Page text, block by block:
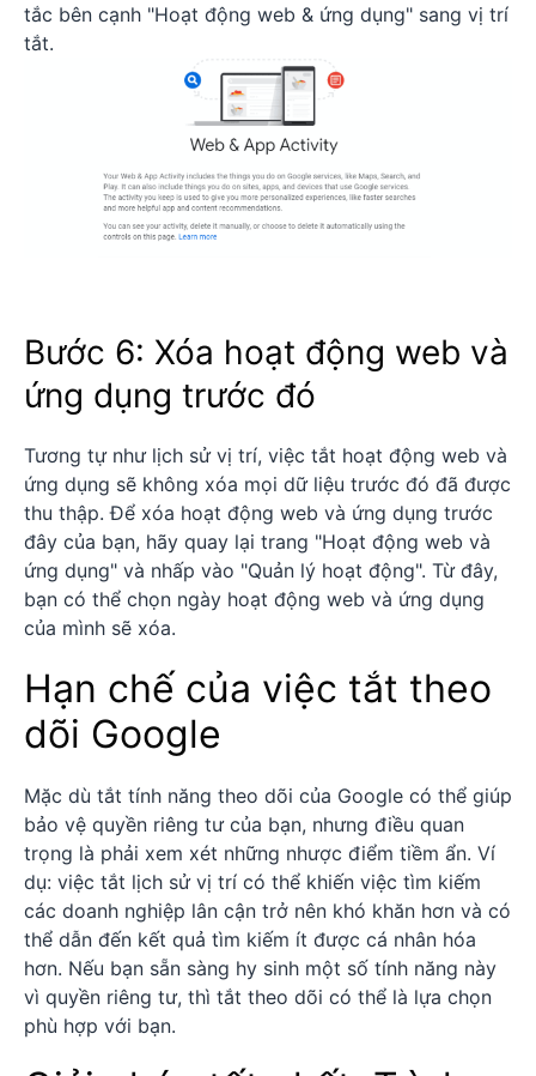
tắc bên cạnh "Hoạt động web & ứng dụng" sang vị trí
tắt.
Bước 6: Xóa hoạt động web và
ứng dụng trước đó
Tương tự như lịch sử vị trí, việc tắt hoạt động web và
ứng dụng sẽ không xóa mọi dữ liệu trước đó đã được
thu thập. Để xóa hoạt động web và ứng dụng trước
đây của bạn, hãy quay lại trang "Hoạt động web và
ứng dụng" và nhấp vào "Quản lý hoạt động". Từ đây,
bạn có thể chọn ngày hoạt động web và ứng dụng
của mình sẽ xóa.
Hạn chế của việc tắt theo
dõi Google
Mặc dù tắt tính năng theo dõi của Google có thể giúp
bảo vệ quyền riêng tư của bạn, nhưng điều quan
trọng là phải xem xét những nhược điểm tiềm ẩn. Ví
dụ: việc tắt lịch sử vị trí có thể khiến việc tìm kiếm
các doanh nghiệp lân cận trở nên khó khăn hơn và có
thể dẫn đến kết quả tìm kiếm ít được cá nhân hóa
hơn. Nếu bạn sẵn sàng hy sinh một số tính năng này
vì quyền riêng tư, thì tắt theo dõi có thể là lựa chọn
phù hợp với bạn.